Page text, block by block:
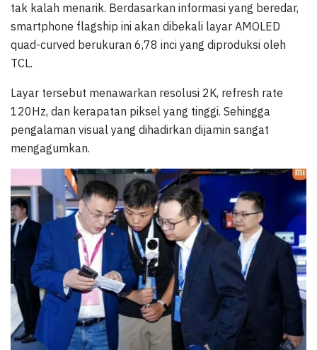
tak kalah menarik. Berdasarkan informasi yang beredar,
smartphone flagship ini akan dibekali layar AMOLED
quad-curved berukuran 6,78 inci yang diproduksi oleh
TCL.
Layar tersebut menawarkan resolusi 2K, refresh rate
120Hz, dan kerapatan piksel yang tinggi. Sehingga
pengalaman visual yang dihadirkan dijamin sangat
mengagumkan.